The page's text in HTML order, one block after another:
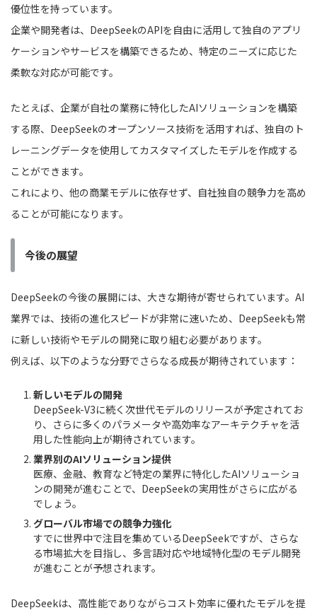
優位性を持っています。
企業や開発者は、DeepSeekのAPIを自由に活用して独自のアプリ
ケーションやサービスを構築できるため、特定のニーズに応じた
柔軟な対応が可能です。
たとえば、企業が自社の業務に特化したAIソリューションを構築
する際、DeepSeekのオープンソース技術を活用すれば、独自のト
レーニングデータを使用してカスタマイズしたモデルを作成する
ことができます。
これにより、他の商業モデルに依存せず、自社独自の競争力を高め
ることが可能になります。
今後の展望
DeepSeekの今後の展開には、大きな期待が寄せられています。AI
業界では、技術の進化スピードが非常に速いため、DeepSeekも常
に新しい技術やモデルの開発に取り組む必要があります。
例えば、以下のような分野でさらなる成長が期待されています：
新しいモデルの開発
DeepSeek-V3に続く次世代モデルのリリースが予定されてお
り、さらに多くのパラメータや高効率なアーキテクチャを活
用した性能向上が期待されています。
業界別のAIソリューション提供
医療、金融、教育など特定の業界に特化したAIソリューショ
ンの開発が進むことで、DeepSeekの実用性がさらに広がる
でしょう。
グローバル市場での競争力強化
すでに世界中で注目を集めているDeepSeekですが、さらな
る市場拡大を目指し、多言語対応や地域特化型のモデル開発
が進むことが予想されます。
DeepSeekは、高性能でありながらコスト効率に優れたモデルを提